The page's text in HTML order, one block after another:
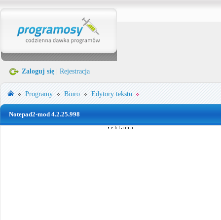
Zaloguj się Rejestracja
Programy Biuro Edytory tekstu
Notepad2-mod 4.2.25.998